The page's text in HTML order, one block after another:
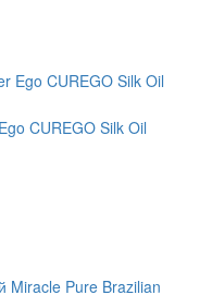
CUREGO Silk Oil